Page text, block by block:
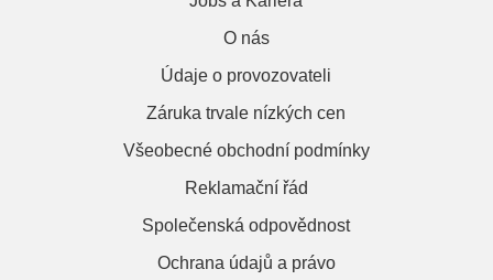
O nás
Údaje o provozovateli
Záruka trvale nízkých cen
Všeobecné obchodní podmínky
Reklamační řád
Společenská odpovědnost
Ochrana údajů a právo